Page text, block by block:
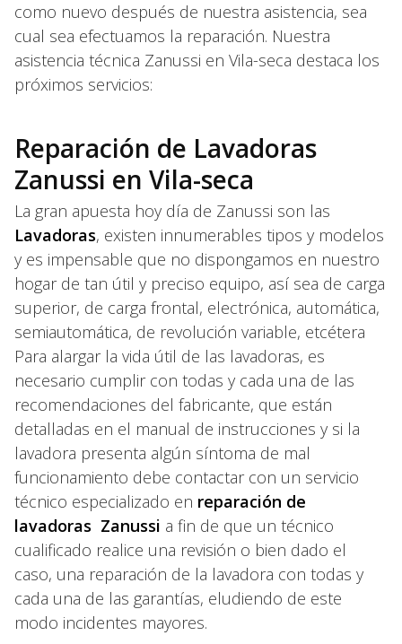
como nuevo después de nuestra asistencia, sea
cual sea efectuamos la reparación. Nuestra
asistencia técnica Zanussi en Vila-seca destaca los
próximos servicios:
Reparación de Lavadoras
Zanussi en Vila-seca
La gran apuesta hoy día de Zanussi son las
Lavadoras, existen innumerables tipos y modelos
y es impensable que no dispongamos en nuestro
hogar de tan útil y preciso equipo, así sea de carga
superior, de carga frontal, electrónica, automática,
semiautomática, de revolución variable, etcétera
Para alargar la vida útil de las lavadoras, es
necesario cumplir con todas y cada una de las
recomendaciones del fabricante, que están
detalladas en el manual de instrucciones y si la
lavadora presenta algún síntoma de mal
funcionamiento debe contactar con un servicio
técnico especializado en reparación de
lavadoras Zanussi a fin de que un técnico
cualificado realice una revisión o bien dado el
caso, una reparación de la lavadora con todas y
cada una de las garantías, eludiendo de este
modo incidentes mayores.